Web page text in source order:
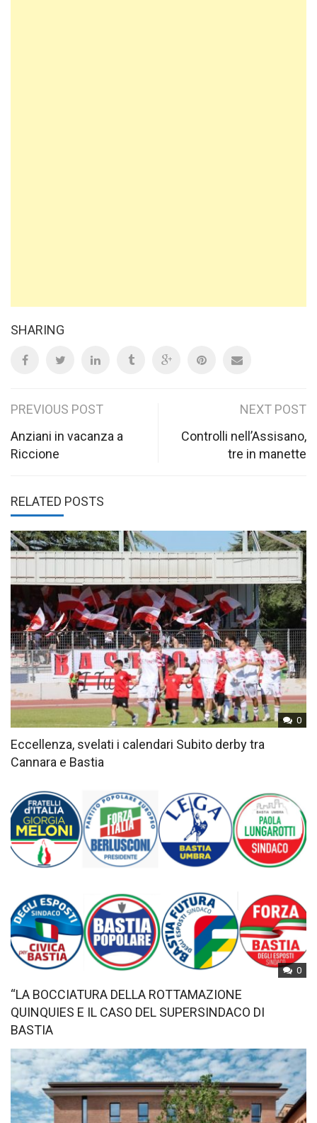
SHARING
Post
navigation
PREVIOUS POST
Anziani in vacanza a
Riccione
NEXT POST
Controlli nell’Assisano,
tre in manette
RELATED POSTS
0
Eccellenza, svelati i calendari Subito derby tra
Cannara e Bastia
0
“LA BOCCIATURA DELLA ROTTAMAZIONE
QUINQUIES E IL CASO DEL SUPERSINDACO DI
BASTIA